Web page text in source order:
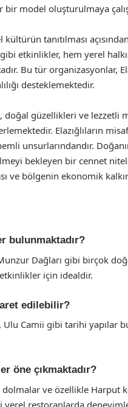
model oluşturulmaya
kültürün tanıtılması
etkinlikler, hem yerel
Bu tür organizasyonlar,
desteklemektedir.
güzellikleri ve lezzetli
Elazığlıların
unsurlarındandır.
bekleyen bir cennet
bölgenin ekonomik
bulunmaktadır?
Dağları gibi birçok
için idealdir.
edilebilir?
Ulu Camii gibi tarihi
öne çıkmaktadır?
dolmalar ve özellikle Harput
yerel restoranlarda